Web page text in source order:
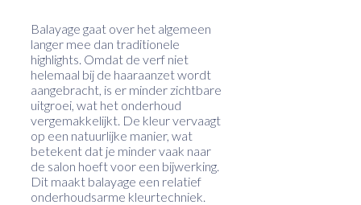
Balayage gaat over het algemeen
langer mee dan traditionele
highlights. Omdat de verf niet
helemaal bij de haaraanzet wordt
aangebracht, is er minder zichtbare
uitgroei, wat het onderhoud
vergemakkelijkt. De kleur vervaagt
op een natuurlijke manier, wat
betekent dat je minder vaak naar
de salon hoeft voor een bijwerking.
Dit maakt balayage een relatief
onderhoudsarme kleurtechniek.